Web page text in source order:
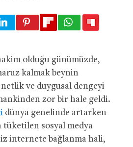
olduğu günümüzde,
kalmak beynin
ve duygusal dengeyi
zor bir hale geldi.
dünya genelinde artarken
tüketilen sosyal medya
internete bağlanma hali,